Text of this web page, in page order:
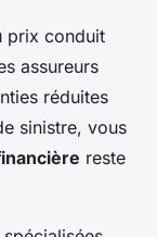
prix conduit
assureurs
réduites
sinistre, vous
reste